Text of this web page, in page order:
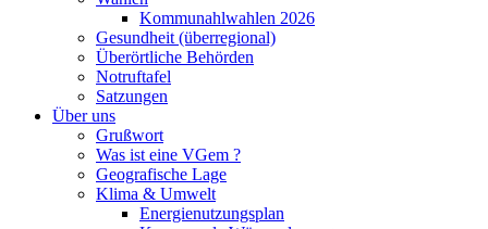
Kommunahlwahlen 2026
Gesundheit (überregional)
Überörtliche Behörden
Notruftafel
Satzungen
Über uns
Grußwort
Was ist eine VGem ?
Geografische Lage
Klima & Umwelt
Energienutzungsplan